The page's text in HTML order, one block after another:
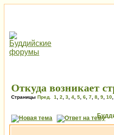
Откуда возникает
Страницы Пред. 1 2 3 4 5 6 7 8 9 10